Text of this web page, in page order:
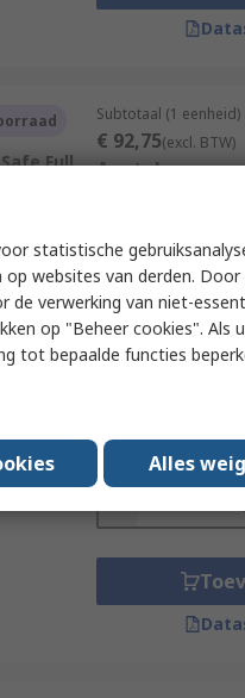
Safe Full
120
Subtotaal (1 eenheid)
€ 92,75(excl. BTW)
Aantal
Side
€ 17,66(excl. BTW)
Aantal
statistische
websites van derden. Door
verwerking van niet-
op "Beheer cookies". Als
tot bepaalde functies
Alles